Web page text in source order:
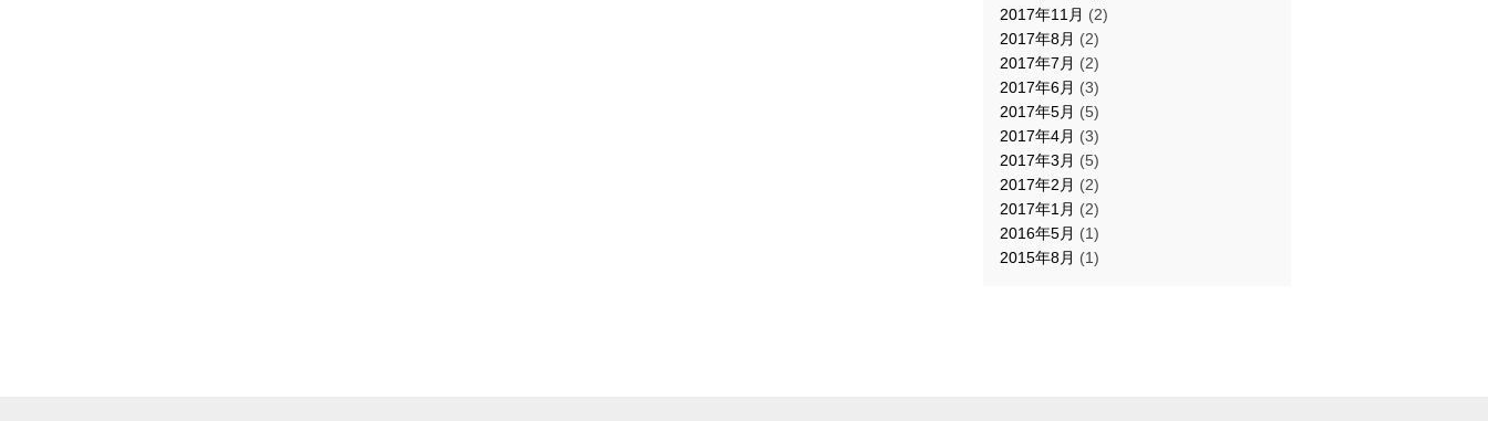
2017年11月 (2)
2017年8月 (2)
2017年7月 (2)
2017年6月 (3)
2017年5月 (5)
2017年4月 (3)
2017年3月 (5)
2017年2月 (2)
2017年1月 (2)
2016年5月 (1)
2015年8月 (1)